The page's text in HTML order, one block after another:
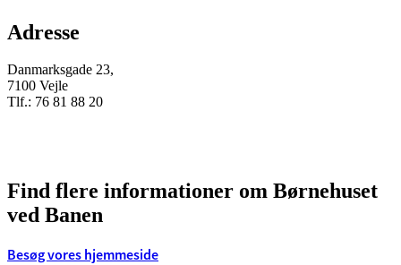
Adresse
Danmarksgade 23,
7100 Vejle
Tlf.: 76 81 88 20
Find flere informationer om Børnehuset
ved Banen
Besøg vores hjemmeside